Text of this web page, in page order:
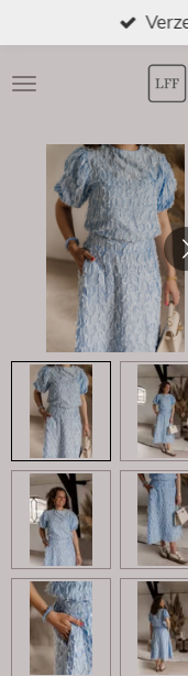
direct
naar